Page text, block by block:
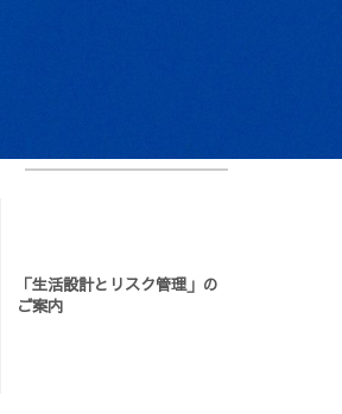
「生活設計とリスク管理」の
ご案内